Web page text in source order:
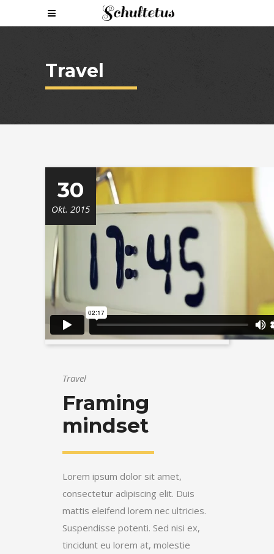
Travel
30
Okt. 2015
Travel
Framing
mindset
Lorem ipsum dolor sit amet,
consectetur adipiscing elit. Duis
mattis eleifend lorem nec ultricies.
Suspendisse potenti. Sed nisi ex,
tincidunt eu lorem at, molestie